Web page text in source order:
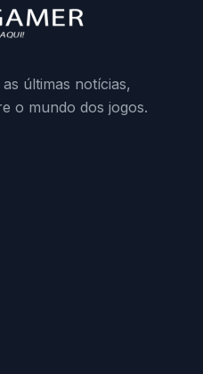
do preload,
não autorizados
últimas notícias,
o mundo dos jogos.